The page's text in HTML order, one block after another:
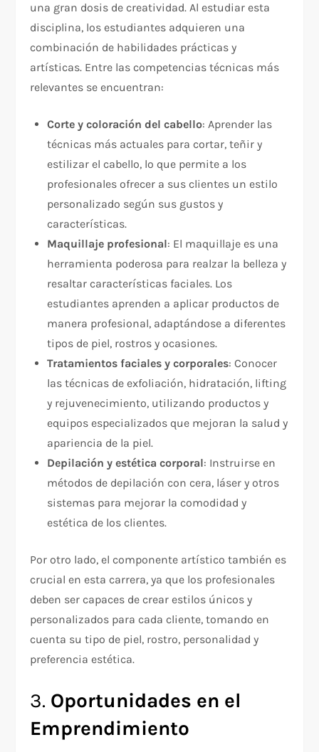
una gran dosis de creatividad. Al estudiar esta
disciplina, los estudiantes adquieren una
combinación de habilidades prácticas y
artísticas. Entre las competencias técnicas más
relevantes se encuentran:
Corte y coloración del cabello: Aprender las
técnicas más actuales para cortar, teñir y
estilizar el cabello, lo que permite a los
profesionales ofrecer a sus clientes un estilo
personalizado según sus gustos y
características.
Maquillaje profesional: El maquillaje es una
herramienta poderosa para realzar la belleza y
resaltar características faciales. Los
estudiantes aprenden a aplicar productos de
manera profesional, adaptándose a diferentes
tipos de piel, rostros y ocasiones.
Tratamientos faciales y corporales: Conocer
las técnicas de exfoliación, hidratación, lifting
y rejuvenecimiento, utilizando productos y
equipos especializados que mejoran la salud y
apariencia de la piel.
Depilación y estética corporal: Instruirse en
métodos de depilación con cera, láser y otros
sistemas para mejorar la comodidad y
estética de los clientes.
Por otro lado, el componente artístico también es
crucial en esta carrera, ya que los profesionales
deben ser capaces de crear estilos únicos y
personalizados para cada cliente, tomando en
cuenta su tipo de piel, rostro, personalidad y
preferencia estética.
3. Oportunidades en el
Emprendimiento